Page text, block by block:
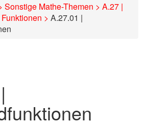
Sonstige Mathe-Themen > A.27 |
> A.27.01 |